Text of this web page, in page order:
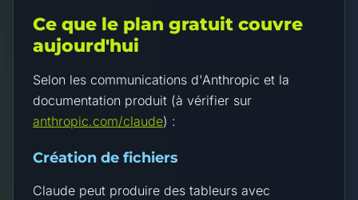
Ce que le plan gratuit couvre
aujourd'hui
Selon les communications d'Anthropic et la
documentation produit (à vérifier sur
anthropic.com/claude) :
Création de fichiers
Claude peut produire des tableurs avec